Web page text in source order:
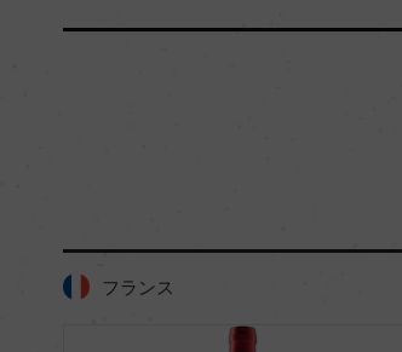
フランス